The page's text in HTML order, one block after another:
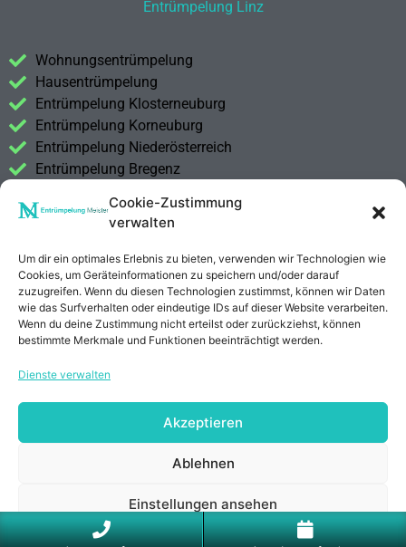
Cookie-Zustimmung
verwalten
Um dir ein optimales Erlebnis zu bieten, verwenden wir Technologien wie
Cookies, um Geräteinformationen zu speichern und/oder darauf
zuzugreifen. Wenn du diesen Technologien zustimmst, können wir Daten
wie das Surfverhalten oder eindeutige IDs auf dieser Website verarbeiten.
Wenn du deine Zustimmung nicht erteilst oder zurückziehst, können
bestimmte Merkmale und Funktionen beeinträchtigt werden.
Dienste verwalten
Akzeptieren
Ablehnen
Einstellungen ansehen
Entrümpelung Linz
Wohnungsentrümpelung
Hausentrümpelung
Entrümpelung Klosterneuburg
Entrümpelung Korneuburg
Entrümpelung Niederösterreich
Entrümpelung Bregenz
Entrümpelung Wien
Entrümpelung Graz
Entrümpelung Linz
Entrümpelung Salzburg
Entrümpelung Vorarlberg
Entrümpelung Steiermark
Impressum
Datenschutzerklärung
Anrufen E-Mail